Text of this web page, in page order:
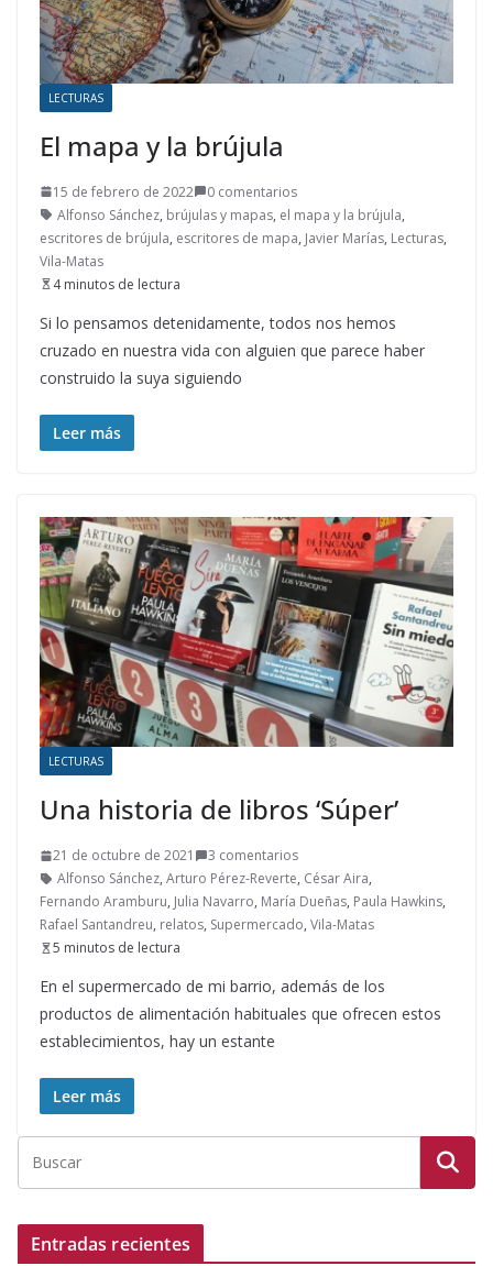
LECTURAS
El mapa y la brújula
15 de febrero de 2022
0 comentarios
Alfonso Sánchez, brújulas y mapas, el mapa y la brújula,
escritores de brújula, escritores de mapa, Javier Marías, Lecturas,
Vila-Matas
4 minutos de lectura
Si lo pensamos detenidamente, todos nos hemos
cruzado en nuestra vida con alguien que parece haber
construido la suya siguiendo
Leer más
LECTURAS
Una historia de libros ‘Súper’
21 de octubre de 2021
3 comentarios
Alfonso Sánchez, Arturo Pérez-Reverte, César Aira,
Fernando Aramburu, Julia Navarro, María Dueñas, Paula Hawkins,
Rafael Santandreu, relatos, Supermercado, Vila-Matas
5 minutos de lectura
En el supermercado de mi barrio, además de los
productos de alimentación habituales que ofrecen estos
establecimientos, hay un estante
Leer más
Entradas recientes